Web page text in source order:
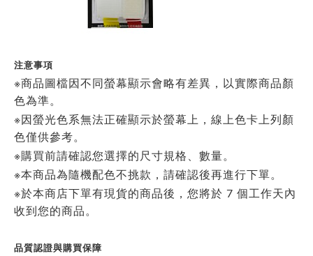
注意事項
※商品圖檔因不同螢幕顯示會略有差異，以實際商品顏
色為準。
※因螢光色系無法正確顯示於螢幕上，線上色卡上列顏
色僅供參考。
※購買前請確認您選擇的尺寸規格、數量。
※本商品為隨機配色不挑款，請確認後再進行下單。
※於本商店下單有現貨的商品後，您將於 7 個工作天內
收到您的商品。
品質認證與購買保障